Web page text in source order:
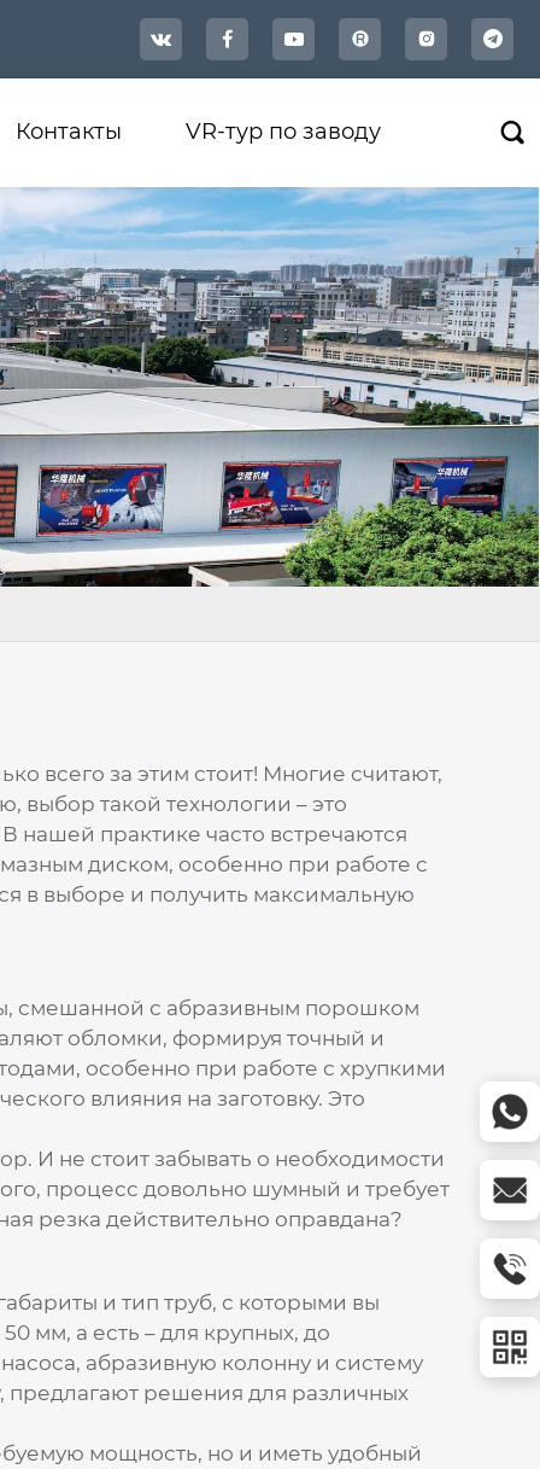
   
Контакты VR-тур по заводу 
всего за этим стоит! Многие считают,
выбор такой технологии – это
нашей практике часто встречаются
диском, особенно при работе с
в выборе и получить максимальную
смешанной с абразивным порошком
обломки, формируя точный и
особенно при работе с хрупкими
влияния на заготовку. Это
И не стоит забывать о необходимости
процесс довольно шумный и требует
резка действительно оправдана?
и тип труб, с которыми вы
мм, а есть – для крупных, до
абразивную колонну и систему
решения для различных
мощность, но и иметь удобный